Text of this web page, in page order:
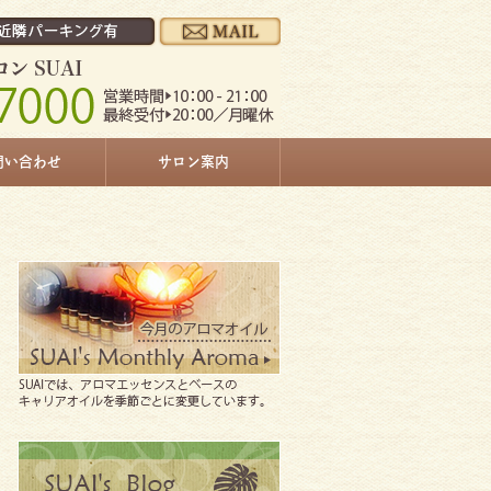
い合わせ サロン案内